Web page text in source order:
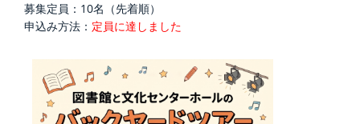
募集定員：10名（先着順）
申込み方法： 定員に達しました